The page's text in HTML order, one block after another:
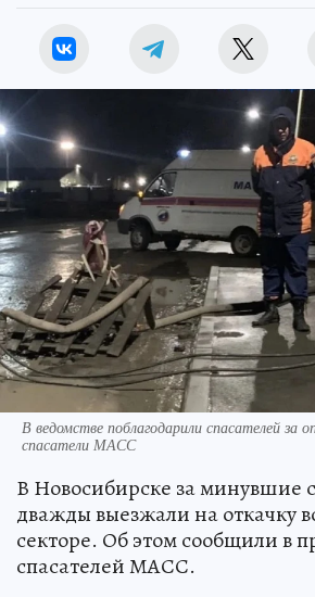
В ведомстве поблагодарили спасателей за
спасатели МАСС
В Новосибирске за минувшие
дважды выезжали на откачку
секторе. Об этом сообщили в
спасателей МАСС.